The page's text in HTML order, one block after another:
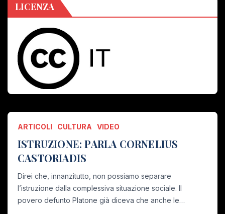
LICENZA
ARTICOLI CULTURA VIDEO
ISTRUZIONE: PARLA CORNELIUS
CASTORIADIS
Direi che, innanzitutto, non possiamo separare
l’istruzione dalla complessiva situazione sociale. Il
povero defunto Platone già diceva che anche le…